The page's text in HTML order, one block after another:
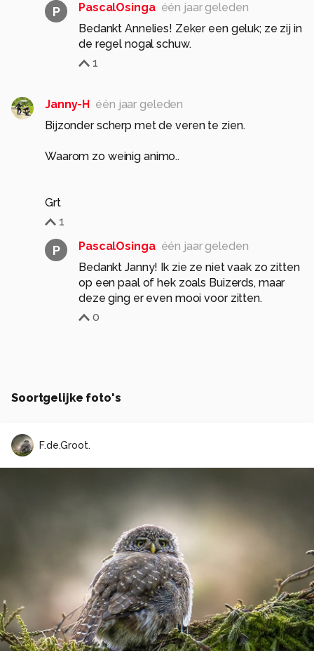
P PascalOsinga één jaar geleden
Bedankt Annelies! Zeker een geluk; ze zij in
de regel nogal schuw.
1
Janny-H één jaar geleden
Bijzonder scherp met de veren te zien.
Waarom zo weinig animo..
Grt
1
P PascalOsinga één jaar geleden
Bedankt Janny! Ik zie ze niet vaak zo zitten
op een paal of hek zoals Buizerds, maar
deze ging er even mooi voor zitten.
0
Soortgelijke foto's
F.de.Groot.